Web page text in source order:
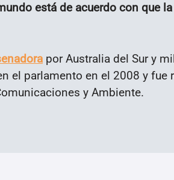
está de acuerdo con que
por Australia del Sur y
el parlamento en el 2008 y fue
y Ambiente.